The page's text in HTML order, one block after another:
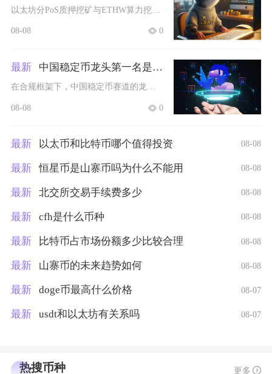
08-08 0
最新 中国稳定币龙头第一名是谁啊
在合规框架下，中国稳定币赛道的龙头为离岸人民币合规稳定币CNHC，这也是目前国内唯一具备正
08-08 0
最新 以太币和比特币哪个值得投资 08-08
最新 恒星币是山寨币吗为什么不能用 08-08
最新 北交所交易手续费多少 08-08
最新 cfh是什么币种 08-08
最新 比特币占市场份额多少比较合理 08-08
最新 山寨币的未来趋势如何 08-08
最新 doge币最高什么价格 08-07
最新 usdt和以太坊有关系吗 08-07
热搜币种 更多